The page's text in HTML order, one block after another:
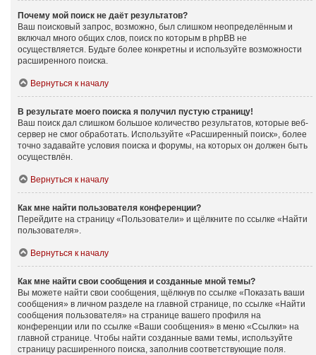
Почему мой поиск не даёт результатов?
Ваш поисковый запрос, возможно, был слишком неопределённым и
включал много общих слов, поиск по которым в phpBB не
осуществляется. Будьте более конкретны и используйте возможности
расширенного поиска.
Вернуться к началу
В результате моего поиска я получил пустую страницу!
Ваш поиск дал слишком большое количество результатов, которые веб-
сервер не смог обработать. Используйте «Расширенный поиск», более
точно задавайте условия поиска и форумы, на которых он должен быть
осуществлён.
Вернуться к началу
Как мне найти пользователя конференции?
Перейдите на страницу «Пользователи» и щёлкните по ссылке «Найти
пользователя».
Вернуться к началу
Как мне найти свои сообщения и созданные мной темы?
Вы можете найти свои сообщения, щёлкнув по ссылке «Показать ваши
сообщения» в личном разделе на главной странице, по ссылке «Найти
сообщения пользователя» на странице вашего профиля на
конференции или по ссылке «Ваши сообщения» в меню «Ссылки» на
главной странице. Чтобы найти созданные вами темы, используйте
страницу расширенного поиска, заполнив соответствующие поля.